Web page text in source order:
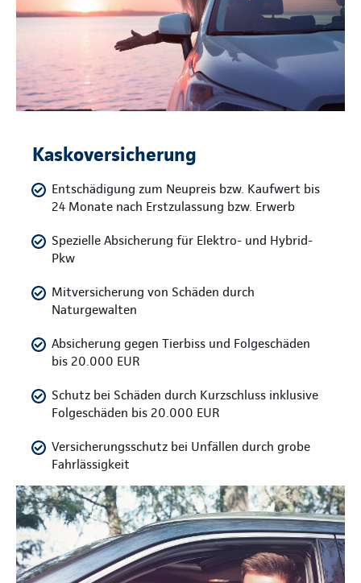
Kaskoversicherung
Entschädigung zum Neupreis bzw. Kaufwert bis
24 Monate nach Erstzulassung bzw. Erwerb
Spezielle Absicherung für Elektro- und Hybrid-
Pkw
Mitversicherung von Schäden durch
Naturgewalten
Absicherung gegen Tierbiss und Folgeschäden
bis 20.000 EUR
Schutz bei Schäden durch Kurzschluss inklusive
Folgeschäden bis 20.000 EUR
Versicherungsschutz bei Unfällen durch grobe
Fahrlässigkeit